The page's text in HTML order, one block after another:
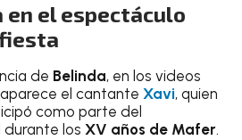
el espectáculo
de Belinda, en los videos
el cantanteXavi, quien
como parte del
durante losXV años de Mafer.